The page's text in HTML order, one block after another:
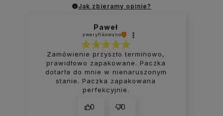
Karlik ICON gniazda komputerowe
Karlik ICON Gniazda multimedialne
Jak zbieramy opinie?
Paweł
zweryfikowano
Zamówienie przyszło terminowo,
prawidłowo zapakowane. Paczka
dotarła do mnie w nienaruszonym
stanie. Paczka zapakowana
perfekcyjnie.
0 0